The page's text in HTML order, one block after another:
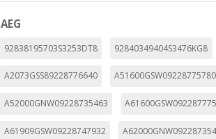
AEG
92838195703S3253DT8 92840349404S3476KG8
A2073GSS89228776640 A51600GSW09228775780
A52000GNW09228735463
A61909GSW09228747932
Cookies dirigidas
Estas cookies pueden ser
empresas para crear un perfil
personal, sino que se basan
_evAd, _evCoupon,